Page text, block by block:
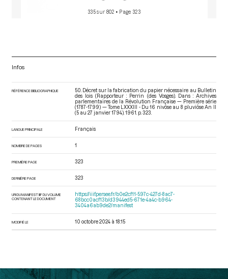
335 sur 802 • Page 323
Infos
RÉFÉRENCE BIBLIOGRAPHIQUE
50. Décret sur la fabrication du papier nécessaire au Bulletin
des lois (Rapporteur : Perrin (des Vosges). Dans : Archives
parlementaires de la Révolution Française — Première série
(1787-1799) — Tome LXXXIII - Du 16 nivôse au 8 pluviôse An II
(5 au 27 janvier 1794) . 1961. p. 323.
LANGUE PRINCIPALE Français
NOMBRE DE PAGES 1
PREMIÈRE PAGE 323
DERNIÈRE PAGE 323
URI DU MANIFEST IIIF DU VOLUME
CONTENANT LE DOCUMENT
https://iiif.persee.fr/b0e2cf11-597c-427d-8ac7-
68bcc0acf13b/d3944ed5-671e-4a4c-b964-
3404a6ab9de2/manifest
MODIFIÉ LE 10 octobre 2024 à 18:15